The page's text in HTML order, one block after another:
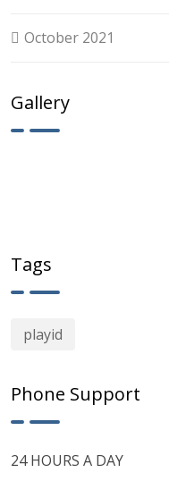
October 2021
Gallery
Tags
playid
Phone Support
24 HOURS A DAY